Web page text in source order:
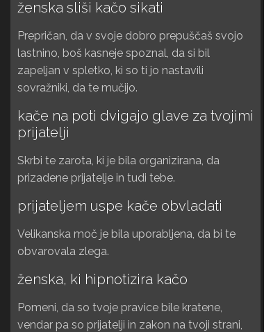
ženska sliši kačo sikati
Prepričan, da v svoje dobro prepuščaš svojo
lastnino, boš kasneje spoznal, da si bil
zapeljan v spletko, ki so ti jo nastavili
sovražniki, da te mučijo.
kače na poti dvigajo glave za tvojimi
prijatelji
Skrbi te zarota, ki je bila organizirana, da
prizadene prijatelje in tudi tebe.
prijateljem uspe kače obvladati
Velikanska moč je bila uporabljena, da bi te
obvarovala zlega.
ženska, ki hipnotizira kačo
Pomeni, da so tvoje pravice bile kratene,
vendar pa so prijatelji in zakon na tvoji strani,